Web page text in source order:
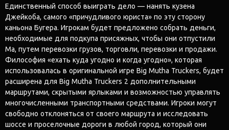
Единственный способ выиграть дело — нанять кузена
Джейкоба, самого «причудливого юриста» по эту сторону
каньона Бугера. Игрокам будет предложено собрать деньги,
необходимые для подкупа присяжных, чтобы они отпустили
Ма, путем перевозки грузов, торговли, перевозки и продажи.
Философия «ехать куда угодно и когда угодно», которая
использовалась в оригинальной игре Big Mutha Truckers, будет
расширена для Big Mutha Truckers 2 дополнительными
маршрутами, скрытыми ярлыками и возможностью управлять
многочисленными транспортными средствами. Игроки могут
свободно отклоняться от своего маршрута и исследовать
шоссе и проселочные дороги в любой город, который они